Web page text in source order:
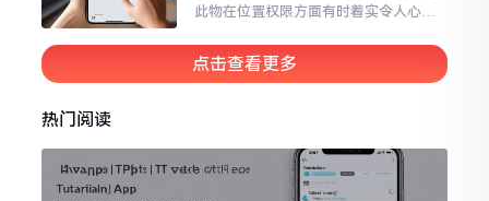
此物在位置权限方面有时着实令人心生
障情况,致使我呈现出一脸茫然不知所措
的模样
点击查看更多
热门阅读